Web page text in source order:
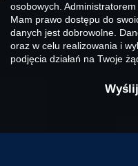
osobowych.
Mam prawo dostępu do
danych jest dobrowolne.
oraz w celu realizowania i
podjęcia działań na Twoje